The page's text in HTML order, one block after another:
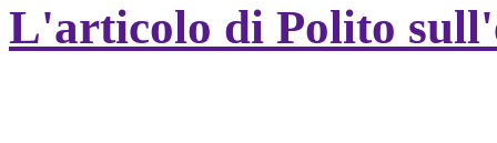
L'articolo di Polito